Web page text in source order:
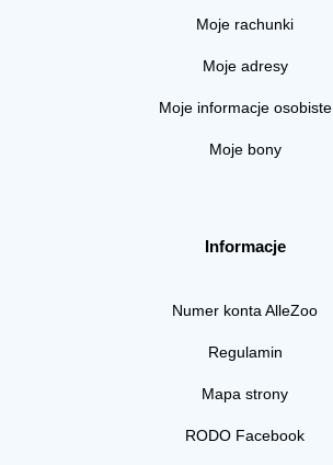
Moje rachunki
Moje adresy
Moje informacje osobiste
Moje bony
Informacje
Numer konta AlleZoo
Regulamin
Mapa strony
RODO Facebook